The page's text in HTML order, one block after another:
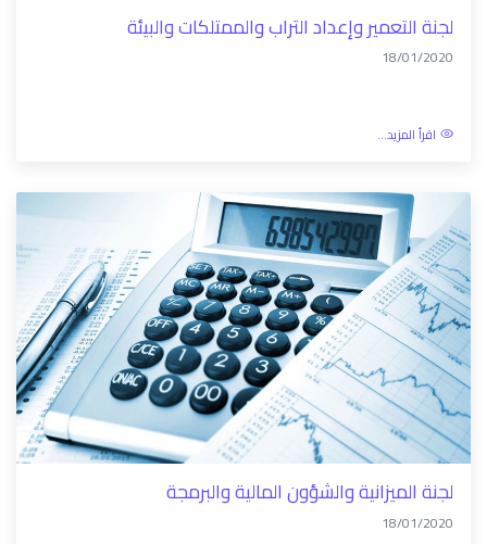
لجنة التعمير وإعداد التراب والممتلكات والبيئة
18/01/2020
اقرأ المزيد...